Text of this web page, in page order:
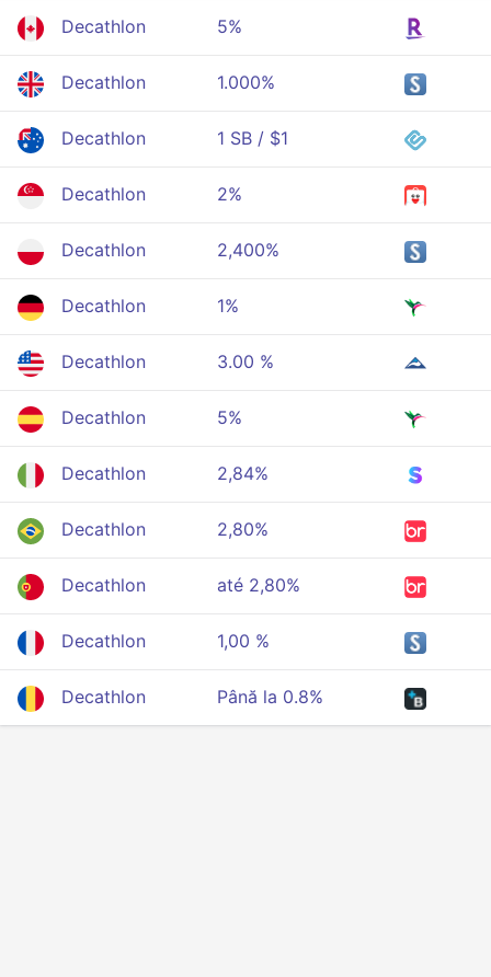
Decathlon 5%
Decathlon 1.000%
Decathlon 1 SB / $1
Decathlon 2%
Decathlon 2,400%
Decathlon 1%
Decathlon 3.00 %
Decathlon 5%
Decathlon 2,84%
Decathlon 2,80%
Decathlon até 2,80%
Decathlon 1,00 %
Decathlon Până la 0.8%